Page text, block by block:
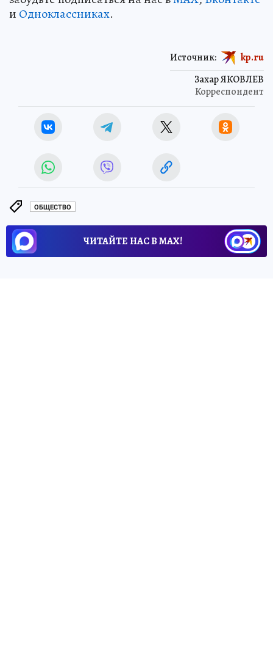
и Одноклассниках.
Захар ЯКОВЛЕВ
Корреспондент
Источник: kp.ru
ОБЩЕСТВО
ЧИТАЙТЕ НАС В МАХ!